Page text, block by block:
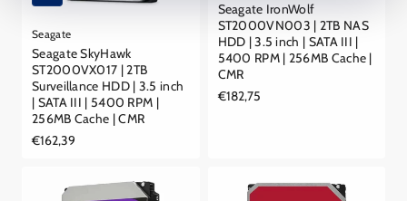
Seagate
Seagate SkyHawk
ST2000VX017 | 2TB
Surveillance HDD | 3.5 inch
| SATA III | 5400 RPM |
256MB Cache | CMR
Reguliere
€162,39
Seagate IronWolf
ST2000VN003 | 2TB NAS
HDD | 3.5 inch | SATA III |
5400 RPM | 256MB Cache |
CMR
Reguliere
€182,75